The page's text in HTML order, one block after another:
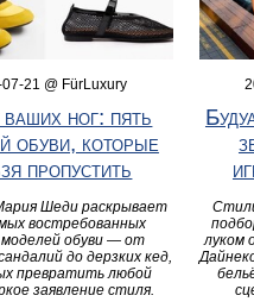
21 @ FürLuxury
ног: пять
обуви, которые
пропустить
Шеди раскрывает
востребованных
обуви — от
до дерзких кед,
превратить любой
заявление стиля.
луком